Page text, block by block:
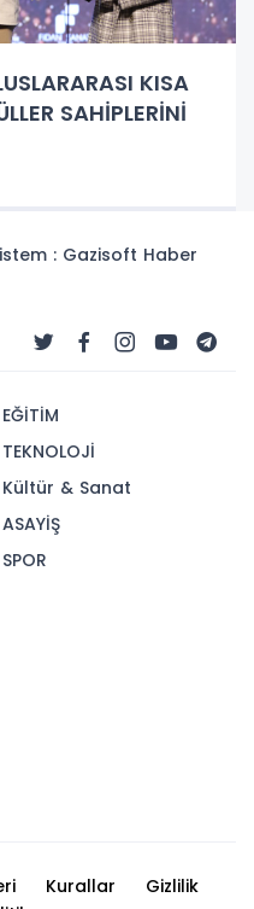
KISA
: Gazisoft Haber
EĞİTİM
TEKNOLOJİ
Kültür & Sanat
ASAYİŞ
SPOR
Kurallar
Gizlilik